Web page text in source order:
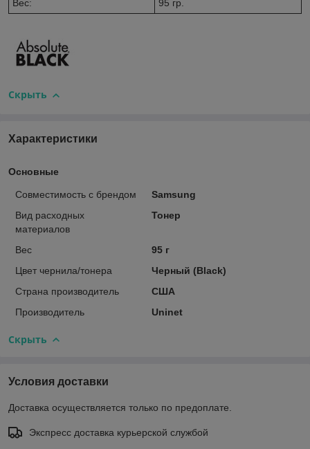
Вес: 95 гр.
Скрыть
Характеристики
Основные
Совместимость с брендом
Samsung
Вид расходных
материалов
Тонер
Вес
95 г
Цвет чернила/тонера
Черный (Black)
Страна производитель
США
Производитель
Uninet
Скрыть
Условия доставки
Доставка осуществляется только по предоплате.
Экспресс доставка курьерской службой